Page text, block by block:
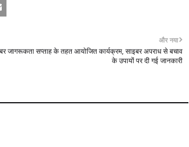
और नया
जागरूकता सप्ताह के तहत आयोजित कार्यक्रम, साइबर अपराध से बचाव
के उपायों पर दी गई जानकारी